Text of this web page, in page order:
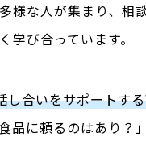
様な人が集まり、相
学び合っています。
し合いをサポートす
品に頼るのはあり？